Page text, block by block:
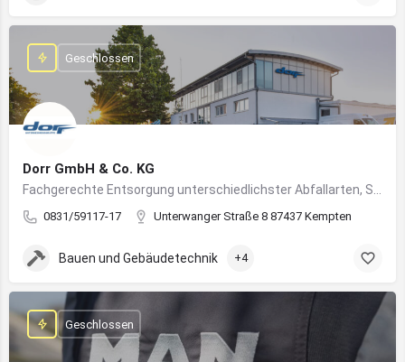
Dorr GmbH & Co. KG
0831/59117-17 Unterwanger Straße 8 87437 Kempten
Geschlossen
Bauen und Gebäudetechnik +4
Geschlossen